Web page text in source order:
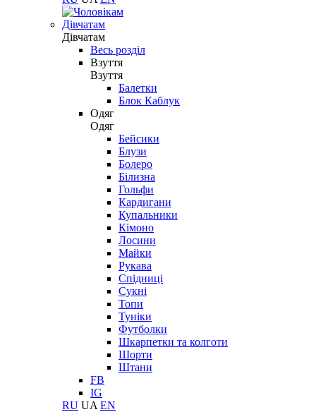
Дівчатам
Дівчатам
Весь розділ
Взуття
Взуття
Балетки
Блок Каблук
Одяг
Одяг
Бейсики
Блузи
Болеро
Білизна
Гольфи
Кардигани
Купальники
Кімоно
Лосини
Майки
Рукава
Спідниці
Сукні
Топи
Туніки
Футболки
Шкарпетки та колготи
Шорти
Штани
FB
IG
RU UA EN